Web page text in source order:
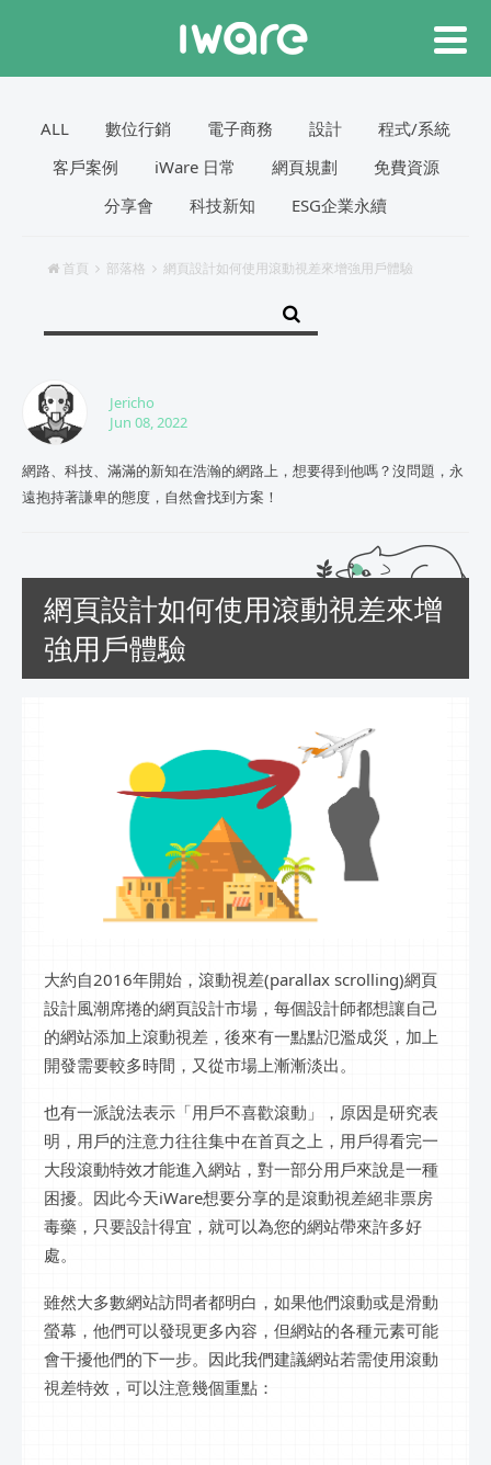
ALL 數位行銷 電子商務 設計
程式/系統
客戶案例
iWare 日常 網頁規劃
免費資源
分享會
科技新知 ESG企業永續
首頁 部落格 網頁設計如何使用滾動視差來增強用戶體驗
Jericho
Jun 08, 2022
網路、科技、滿滿的新知在浩瀚的網路上，想要得到他嗎？沒問題，永
遠抱持著謙卑的態度，自然會找到方案！
網頁設計如何使用滾動視差來增
強用戶體驗
大約自2016年開始，滾動視差(parallax scrolling)網頁
設計風潮席捲的網頁設計市場，每個設計師都想讓自己
的網站添加上滾動視差，後來有一點點氾濫成災，加上
開發需要較多時間，又從市場上漸漸淡出。
也有一派說法表示「用戶不喜歡滾動」，原因是研究表
明，用戶的注意力往往集中在首頁之上，用戶得看完一
大段滾動特效才能進入網站，對一部分用戶來說是一種
困擾。因此今天iWare想要分享的是滾動視差絕非票房
毒藥，只要設計得宜，就可以為您的網站帶來許多好
處。
雖然大多數網站訪問者都明白，如果他們滾動或是滑動
螢幕，他們可以發現更多內容，但網站的各種元素可能
會干擾他們的下一步。因此我們建議網站若需使用滾動
視差特效，可以注意幾個重點：